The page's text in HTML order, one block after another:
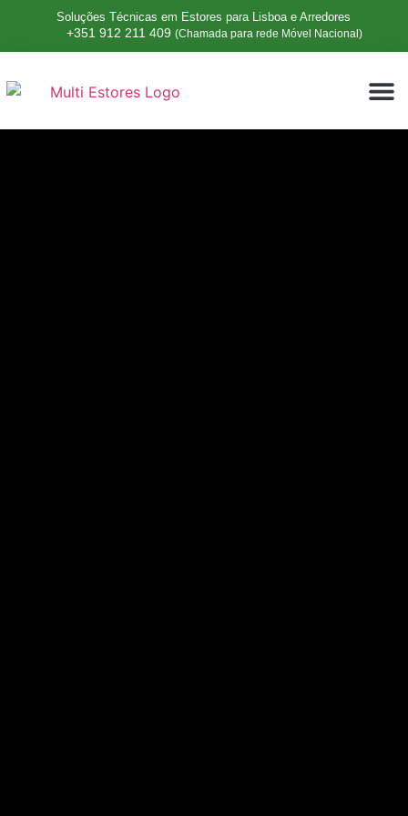
Soluções Técnicas em Estores para Lisboa e Arredores
+351 912 211 409 (Chamada para rede Móvel Nacional)